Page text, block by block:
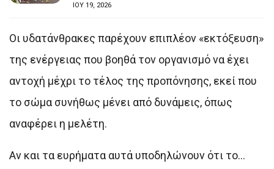
ΙΟΥ 19, 2026
Οι υδατάνθρακες παρέχουν επιπλέον «εκτόξευση»
της ενέργειας που βοηθά τον οργανισμό να έχει
αντοχή μέχρι το τέλος της προπόνησης, εκεί που
το σώμα συνήθως μένει από δυνάμεις, όπως
αναφέρει η μελέτη.
Αν και τα ευρήματα αυτά υποδηλώνουν ότι το…